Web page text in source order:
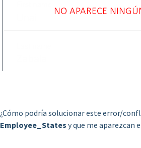
¿Cómo podría solucionar este error/
Employee_States y que me aparezcan